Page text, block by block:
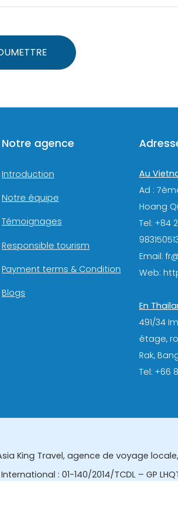
Notre agence
Introduction
Notre équipe
Témoignages
Responsible tourism
Payment terms & Condition
Blogs
Au
Ad :
Hoang
Tel: +84
Email:
Web:
En
491/34
étage,
Rak,
Tel: +66
King Travel, agence de voyage
: 01-140/2014/TCDL – GP